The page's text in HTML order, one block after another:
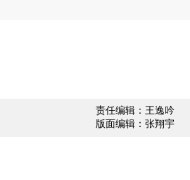
责任编辑：王逸吟
版面编辑：张翔宇